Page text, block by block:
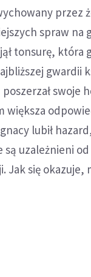
przez
spraw na
tonsurę, która
gwardii
swoje
większa
lubił
uzależnieni
Jak się okazuje,